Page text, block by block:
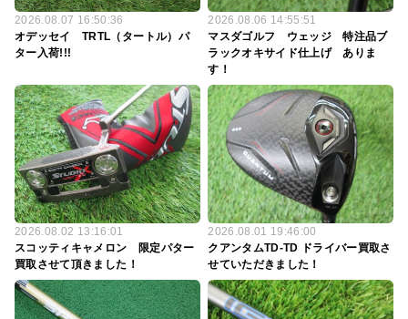
2026.08.07 16:50:36
オデッセイ TRTL（タートル）パ
ター入荷!!!
2026.08.06 14:55:51
マスダゴルフ ウェッジ 特注品ブ
ラックオキサイド仕上げ ありま
す！
2026.08.02 13:16:01
スコッティキャメロン 限定パター
買取させて頂きました！
2026.08.01 19:46:00
クアンタムTD-TD ドライバー買取さ
せていただきました！